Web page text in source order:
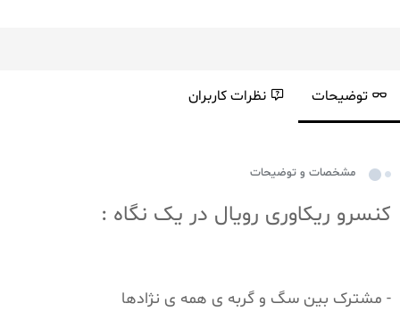
توضیحات نظرات کاربران
مشخصات و توضیحات
کنسرو ریکاوری رویال در یک نگاه :
- مشترک بین سگ و گربه ی همه ی نژادها